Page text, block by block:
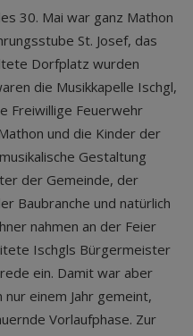
30. Mai war ganz Mathon
St. Josef, das
Dorfplatz wurden
die Musikkapelle Ischgl,
Freiwillige Feuerwehr
und die Kinder der
Gestaltung
der Gemeinde, der
Baubranche und natürlich
nahmen an der Feier
Ischgls Bürgermeister
ein. Damit war aber
einem Jahr gemeint,
Vorlaufphase. Zur